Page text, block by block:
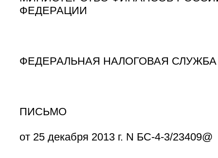
ФЕДЕРАЦИИ
ФЕДЕРАЛЬНАЯ НАЛОГОВАЯ СЛУЖБА
ПИСЬМО
от 25 декабря 2013 г. N БС-4-3/23409@